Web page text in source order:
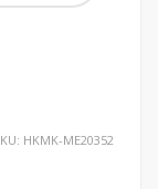
HKMK-ME20352